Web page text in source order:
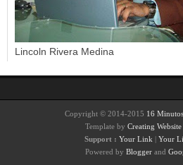
Lincoln Rivera Medina
Copyright © 2014-2015 16 Minutos
Template by Creating Website
Support : Your Link | Your
Powered by Blogger and